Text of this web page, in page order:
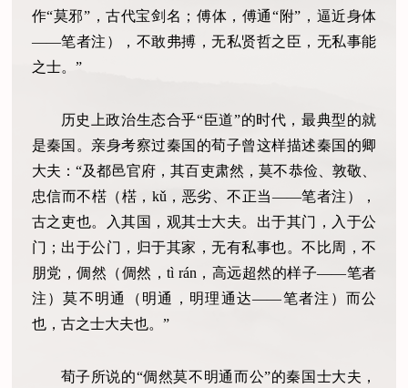
作“莫邪”，古代宝剑名；傅体，傅通“附”，逼近身体
——笔者注），不敢弗搏，无私贤哲之臣，无私事能
之士。”
历史上政治生态合乎“臣道”的时代，最典型的就
是秦国。亲身考察过秦国的荀子曾这样描述秦国的卿
大夫：“及都邑官府，其百吏肃然，莫不恭俭、敦敬、
忠信而不楛（楛，kǔ，恶劣、不正当——笔者注），
古之吏也。入其国，观其士大夫。出于其门，入于公
门；出于公门，归于其家，无有私事也。不比周，不
朋党，倜然（倜然，tì rán，高远超然的样子——笔者
注）莫不明通（明通，明理通达——笔者注）而公
也，古之士大夫也。”
荀子所说的“倜然莫不明通而公”的秦国士大夫，